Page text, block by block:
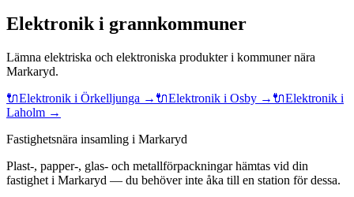
Elektronik i grannkommuner
Lämna elektriska och elektroniska produkteri kommuner nära
Markaryd.
🔌Elektronik i Örkelljunga → 🔌Elektronik i Osby → 🔌Elektronik i
Laholm →
Fastighetsnära insamling i Markaryd
Plast-, papper-, glas- och metallförpackningar hämtas vid din
fastighet i Markaryd — du behöver inte åka till en station för dessa.